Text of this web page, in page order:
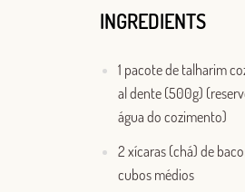
INGREDIENTS
1 pacote de talharim
al dente (500g)
água do cozimento)
2 xícaras (chá) de
cubos médios